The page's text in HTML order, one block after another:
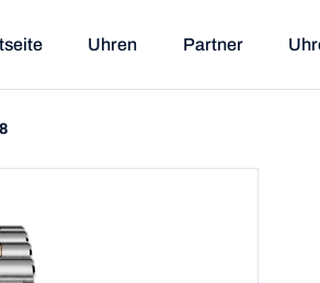
Uhren Partner